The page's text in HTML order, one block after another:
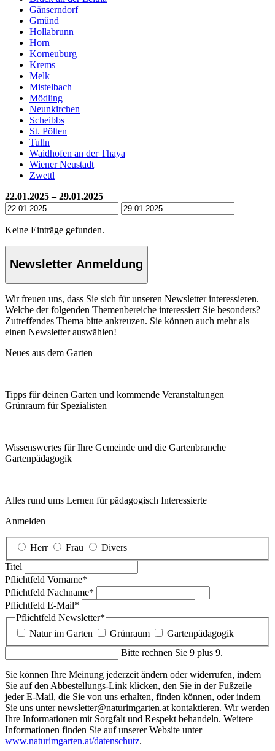
Gänserndorf
Gmünd
Hollabrunn
Horn
Korneuburg
Krems
Melk
Mistelbach
Mödling
Neunkirchen
Scheibbs
St. Pölten
Tulln
Waidhofen an der Thaya
Wiener Neustadt
Zwettl
22.01.2025 – 29.01.2025
Keine Einträge gefunden.
Newsletter Anmeldung
Wir freuen uns, dass Sie sich für unseren Newsletter interessieren.
Welche der folgenden Themenbereiche interessiert Sie besonders?
Zutreffendes Thema bitte ankreuzen. Sie können auch mehr als
einen Newsletter auswählen!
Neues aus dem Garten
Tipps für deinen Garten und kommende Veranstaltungen
Grünraum für Spezialisten
Wissenswertes für Ihre Gemeinde und die Gartenbranche
Garten­pädagogik
Alles rund ums Lernen für pädagogisch Interessierte
Anmelden
Herr Frau
Divers
Titel
Pflichtfeld Vorname*
Pflichtfeld Nachname*
Pflichtfeld E-Mail*
Pflichtfeld Newsletter*
Natur im Garten
Grünraum
Gartenpädagogik
Bitte rechnen Sie 9 plus 9.
Sie können Ihre Meinung jederzeit ändern oder widerrufen, indem
Sie auf den Abbestellungs-Link klicken, den Sie in der Fußzeile
jeder E-Mail, die Sie von uns erhalten, finden können, oder indem
Sie uns unter newsletter@naturimgarten.at kontaktieren. Wir werden
Ihre Informationen mit Sorgfalt und Respekt behandeln. Weitere
Informationen finden Sie auf unserer Website unter
www.naturimgarten.at/datenschutz.